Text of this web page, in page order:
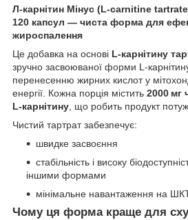
Л-карнітин Мінус (L‑carnitine
120 капсул — чиста форма для
жироспалення
Це добавка на основі L-карнітину
зручно засвоюваної форми
перенесенню жирних кислот у
енергії. Кожна порція містить 2000 мг
L‑карнітину , що робить продукт
Чистий тартрат забезпечує:
швидке засвоєння
стабільність і високу
іншими формами
мінімальне навантаження на
Чому ця форма краще для